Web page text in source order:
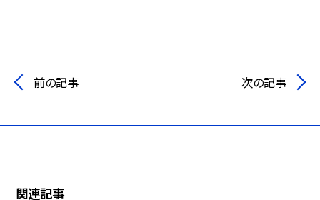
前の記事 次の記事
関連記事